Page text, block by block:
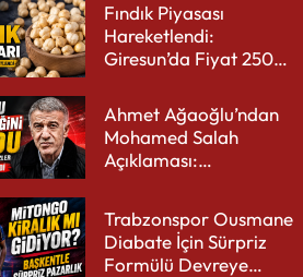
Fındık Piyasası
Hareketlendi:
Giresun’da Fiyat 250
Ahmet Ağaoğlu’ndan
Mohamed Salah
Açıklaması:
Trabzonspor Ousmane
Diabate İçin Sürpriz
Formülü Devreye